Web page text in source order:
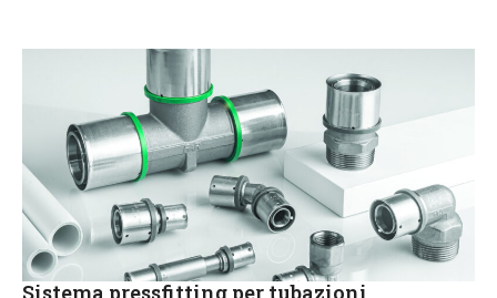
Sistema pressfitting per tubazioni